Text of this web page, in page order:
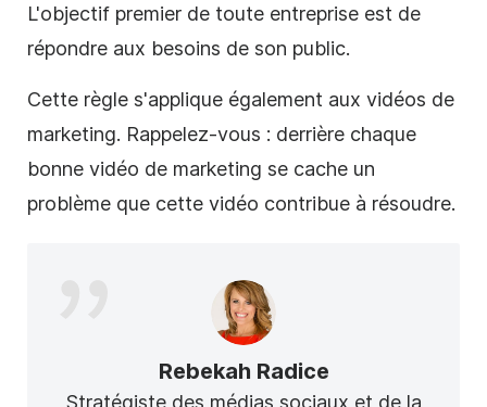
L'objectif premier de toute entreprise est de
répondre aux besoins de son public.
Cette règle s'applique également aux vidéos de
marketing. Rappelez-vous : derrière chaque
bonne vidéo de marketing se cache un
problème que cette vidéo contribue à résoudre.
Rebekah Radice
Stratégiste des médias sociaux et de la